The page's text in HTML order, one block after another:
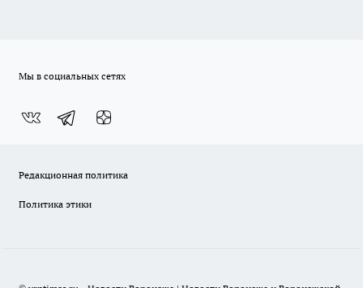
Мы в социальных сетях
Редакционная политика
Политика этики